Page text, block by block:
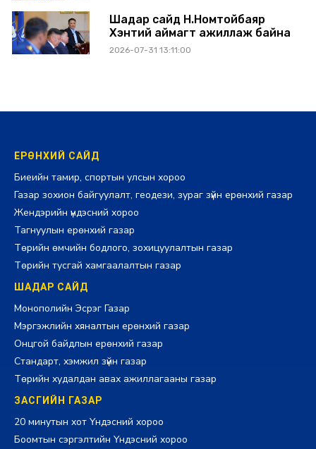
Шадар сайд Н.Номтойбаяр
Хэнтий аймагт ажиллаж байна
2026-07-31 13:11:00
ЕРӨНХИЙ САЙД
Биеийн тамир, спортын улсын хороо
Газар зохион байгуулалт, геодези, зураг зүйн ерөнхий газар
Жендэрийн үндэсний хороо
Тагнуулын ерөнхий газар
Төрийн өмчийн бодлого, зохицуулалтын газар
Төрийн тусгай хамгаалалтын газар
ШАДАР САЙД
Монополийн Эсрэг Газар
Мэргэжлийн хяналтын ерөнхий газар
Онцгой байдлын ерөнхий газар
Стандарт, хэмжил зүйн газар
Төрийн худалдан авах ажиллагааны газар
ЗАСГИЙН ГАЗАР
20 минутын хот Үндэсний хороо
Боомтын сэргэлтийн Үндэсний хороо